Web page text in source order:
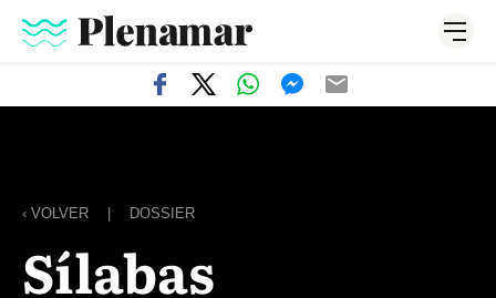
‹ VOLVER DOSSIER
Sílabas